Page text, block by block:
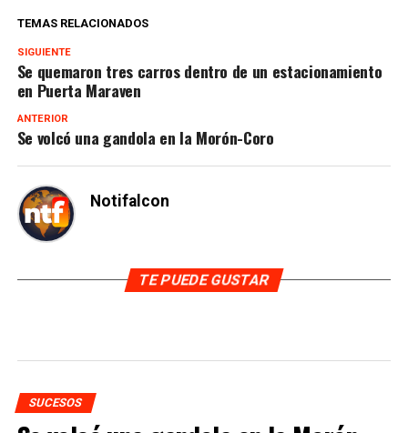
TEMAS RELACIONADOS
SIGUIENTE
Se quemaron tres carros dentro de un estacionamiento
en Puerta Maraven
ANTERIOR
Se volcó una gandola en la Morón-Coro
Notifalcon
TE PUEDE GUSTAR
SUCESOS